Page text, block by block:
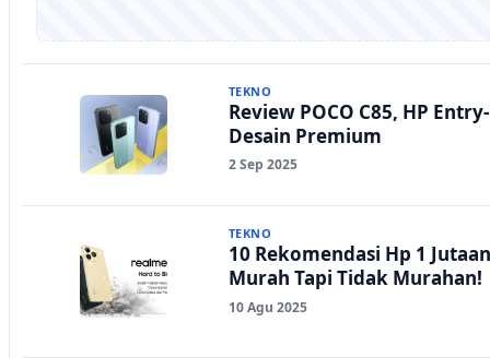
TEKNO
Review POCO C85, HP
Desain Premium
2 Sep 2025
TEKNO
10 Rekomendasi Hp 1
Murah Tapi Tidak Murahan!
10 Agu 2025